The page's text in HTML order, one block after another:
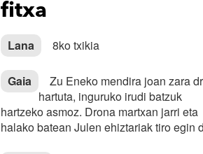
fitxa
Lana 8ko txikia
Gaia
Zu Eneko mendira joan zara
hartuta, inguruko irudi batzuk
hartzeko asmoz. Drona martxan jarri eta
halako batean Julen ehiztariak tiro egin